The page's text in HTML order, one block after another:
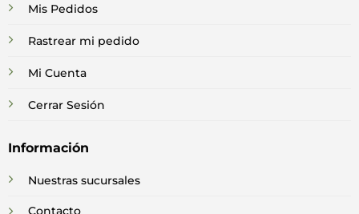
Mis Pedidos
Rastrear mi pedido
Mi Cuenta
Cerrar Sesión
Información
Nuestras sucursales
Contacto